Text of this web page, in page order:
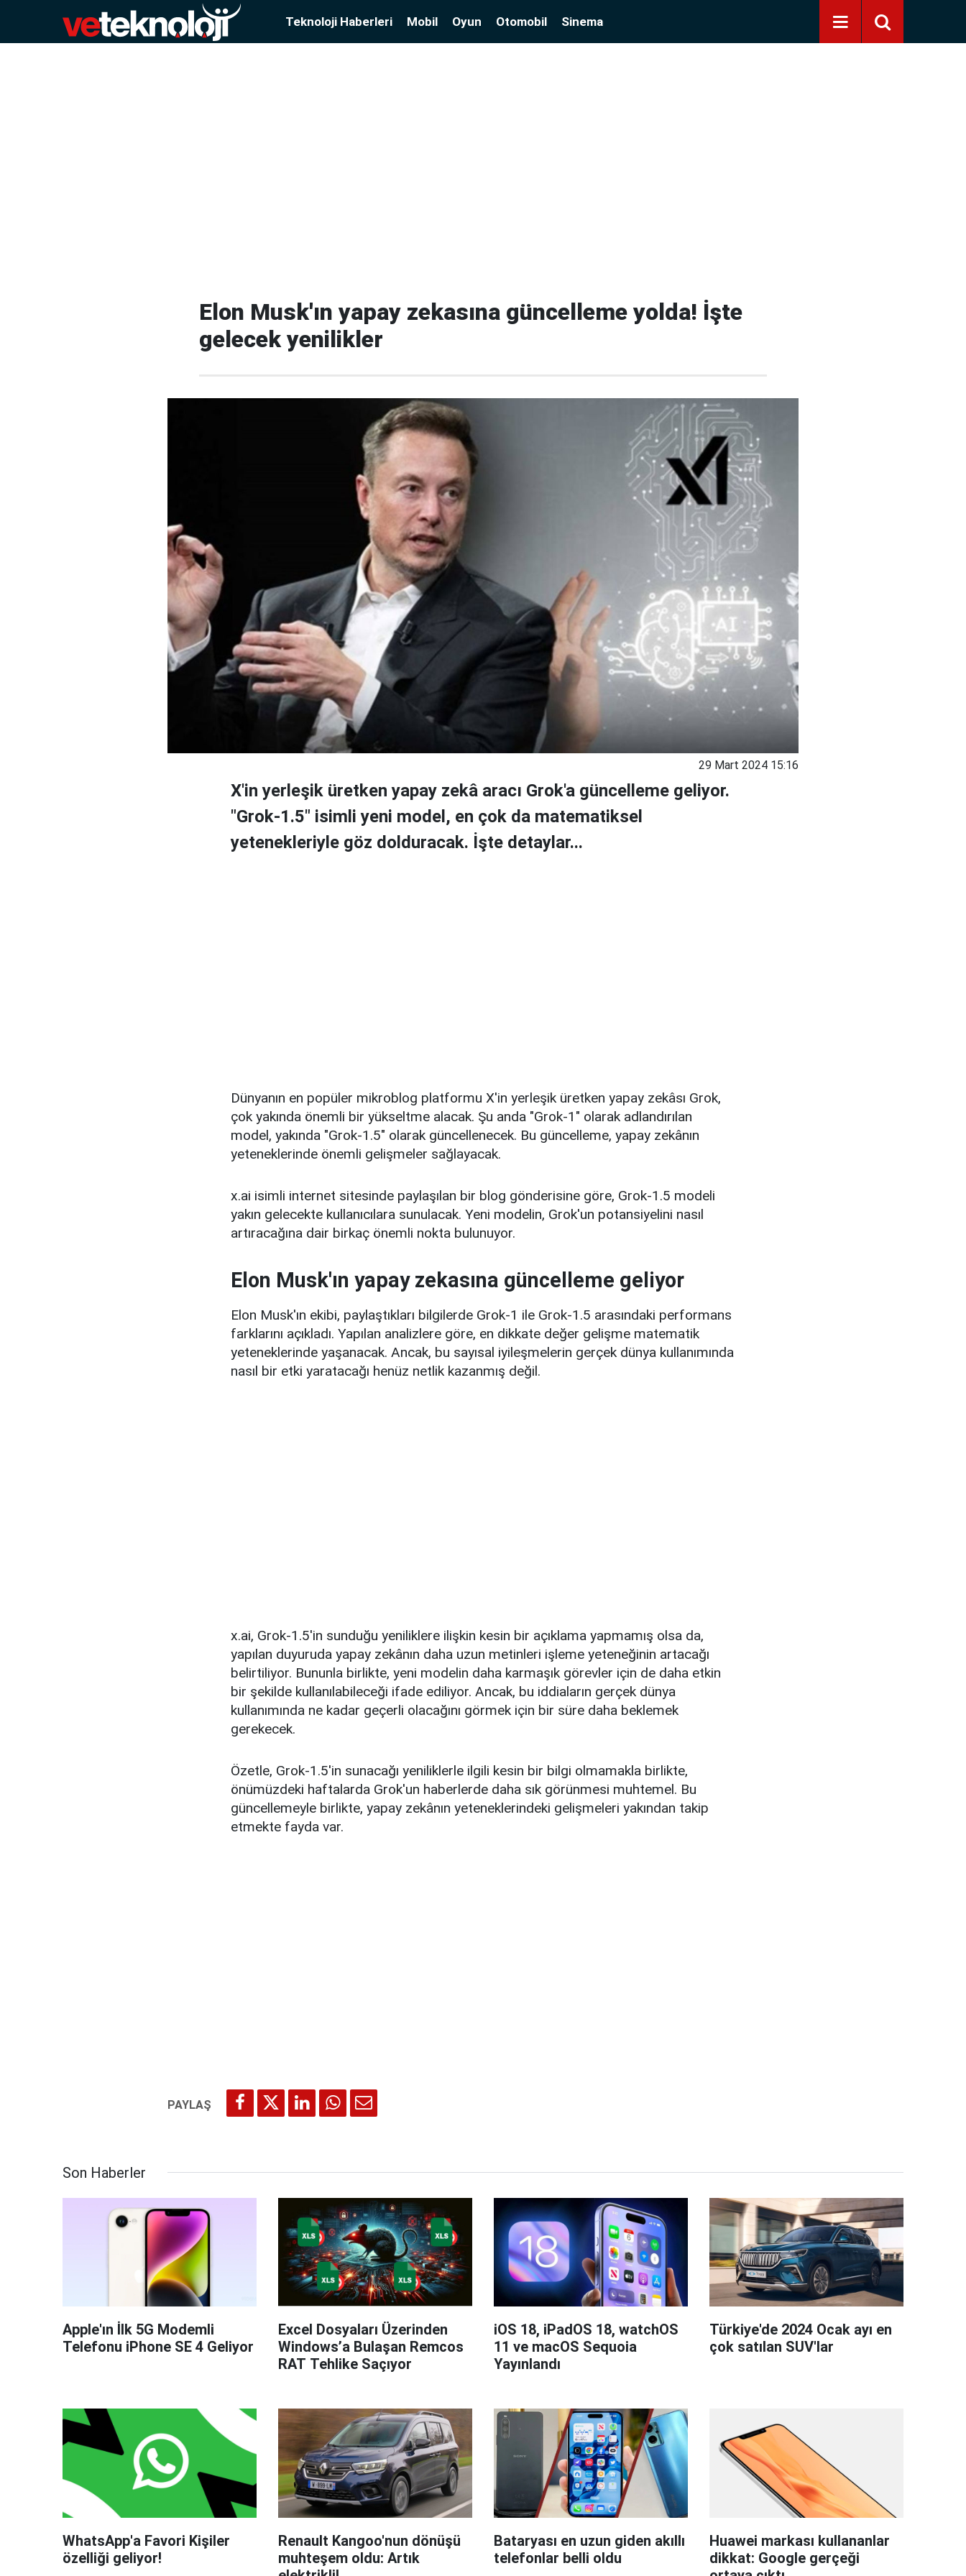
Teknoloji Haberleri Mobil Oyun Otomobil Sinema
Elon Musk'ın yapay zekasına güncelleme yolda! İşte
gelecek yenilikler
29 Mart 2024 15:16
X'in yerleşik üretken yapay zekâ aracı Grok'a güncelleme geliyor.
"Grok-1.5" isimli yeni model, en çok da matematiksel
yetenekleriyle göz dolduracak. İşte detaylar...
Dünyanın en popüler mikroblog platformu X'in yerleşik üretken yapay zekâsı Grok,
çok yakında önemli bir yükseltme alacak. Şu anda "Grok-1" olarak adlandırılan
model, yakında "Grok-1.5" olarak güncellenecek. Bu güncelleme, yapay zekânın
yeteneklerinde önemli gelişmeler sağlayacak.
x.ai isimli internet sitesinde paylaşılan bir blog gönderisine göre, Grok-1.5 modeli
yakın gelecekte kullanıcılara sunulacak. Yeni modelin, Grok'un potansiyelini nasıl
artıracağına dair birkaç önemli nokta bulunuyor.
Elon Musk'ın yapay zekasına güncelleme geliyor
Elon Musk'ın ekibi, paylaştıkları bilgilerde Grok-1 ile Grok-1.5 arasındaki performans
farklarını açıkladı. Yapılan analizlere göre, en dikkate değer gelişme matematik
yeteneklerinde yaşanacak. Ancak, bu sayısal iyileşmelerin gerçek dünya kullanımında
nasıl bir etki yaratacağı henüz netlik kazanmış değil.
x.ai, Grok-1.5'in sunduğu yeniliklere ilişkin kesin bir açıklama yapmamış olsa da,
yapılan duyuruda yapay zekânın daha uzun metinleri işleme yeteneğinin artacağı
belirtiliyor. Bununla birlikte, yeni modelin daha karmaşık görevler için de daha etkin
bir şekilde kullanılabileceği ifade ediliyor. Ancak, bu iddiaların gerçek dünya
kullanımında ne kadar geçerli olacağını görmek için bir süre daha beklemek
gerekecek.
Özetle, Grok-1.5'in sunacağı yeniliklerle ilgili kesin bir bilgi olmamakla birlikte,
önümüzdeki haftalarda Grok'un haberlerde daha sık görünmesi muhtemel. Bu
güncellemeyle birlikte, yapay zekânın yeteneklerindeki gelişmeleri yakından takip
etmekte fayda var.
Son Haberler
Apple'ın İlk 5G Modemli
Telefonu iPhone SE 4 Geliyor
Excel Dosyaları Üzerinden
Windows’a Bulaşan Remcos
RAT Tehlike Saçıyor
iOS 18, iPadOS 18, watchOS
11 ve macOS Sequoia
Yayınlandı
Türkiye'de 2024 Ocak ayı en
çok satılan SUV'lar
WhatsApp'a Favori Kişiler
özelliği geliyor!
Renault Kangoo'nun dönüşü
muhteşem oldu: Artık
Bataryası en uzun giden akıllı
telefonlar belli oldu
Huawei markası kullananlar
dikkat: Google gerçeği